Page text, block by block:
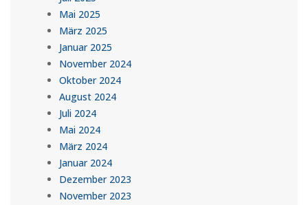
Mai 2025
März 2025
Januar 2025
November 2024
Oktober 2024
August 2024
Juli 2024
Mai 2024
März 2024
Januar 2024
Dezember 2023
November 2023